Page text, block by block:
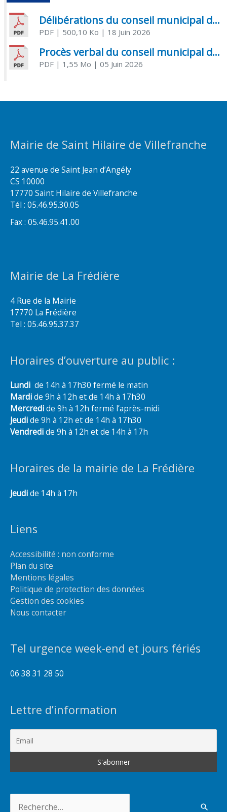
Délibérations du conseil municipal du 18 juin 2026
PDF| 500,10 Ko | 18 Juin 2026
Procès verbal du conseil municipal du 05 juin 2026
PDF| 1,55 Mo | 05 Juin 2026
Mairie de Saint Hilaire de Villefranche
22 avenue de Saint Jean d’Angély
CS 10000
17770 Saint Hilaire de Villefranche
Tél : 05.46.95.30.05
Fax : 05.46.95.41.00
Mairie de La Frédière
4 Rue de la Mairie
17770 La Frédière
Tel : 05.46.95.37.37
Horaires d’ouverture au public :
Lundi de 14h à 17h30 fermé le matin
Mardide 9h à 12h et de 14h à 17h30
Mercredide 9h à 12h fermé l’après-midi
Jeudide 9h à 12h et de 14h à 17h30
Vendredide 9h à 12h et de 14h à 17h
Horaires de la mairie de La Frédière
Jeudide 14h à 17h
Liens
Accessibilité : non conforme
Plan du site
Mentions légales
Politique de protection des données
Gestion des cookies
Nous contacter
Tel urgence week-end et jours fériés
06 38 31 28 50
Lettre d’information